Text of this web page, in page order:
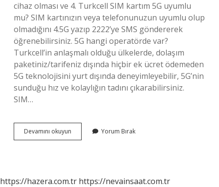
cihaz olması ve 4. Turkcell SIM kartım 5G uyumlu
mu? SIM kartınızın veya telefonunuzun uyumlu olup
olmadığını 4.5G yazıp 2222’ye SMS göndererek
öğrenebilirsiniz. 5G hangi operatörde var?
Turkcell’in anlaşmalı olduğu ülkelerde, dolaşım
paketiniz/tarifeniz dışında hiçbir ek ücret ödemeden
5G teknolojisini yurt dışında deneyimleyebilir, 5G’nin
sunduğu hız ve kolaylığın tadını çıkarabilirsiniz.
SIM…
Devamını okuyun
Kart
Yorum Bırak
https://hazera.com.tr https://nevainsaat.com.tr